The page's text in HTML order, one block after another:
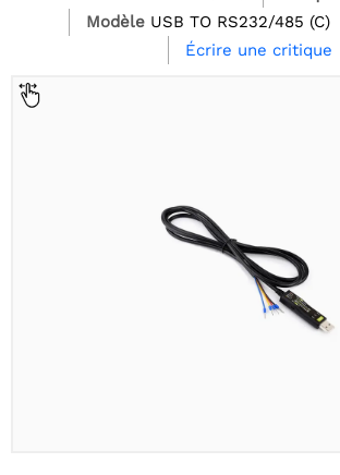
Modèle USB TO RS232/485 (C)
Écrire une critique